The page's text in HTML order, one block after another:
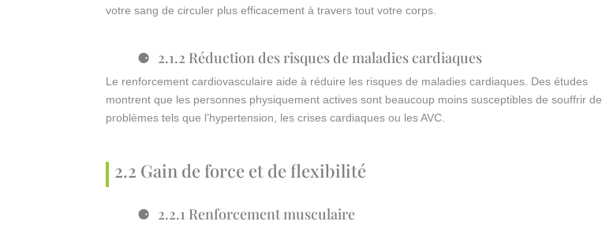
votre sang de circuler plus efficacement à travers tout votre corps.
2.1.2 Réduction des risques de maladies cardiaques
Le renforcement cardiovasculaire aide à réduire les risques de maladies cardiaques. Des études
montrent que les personnes physiquement actives sont beaucoup moins susceptibles de souffrir de
problèmes tels que l’hypertension, les crises cardiaques ou les AVC.
2.2 Gain de force et de flexibilité
2.2.1 Renforcement musculaire